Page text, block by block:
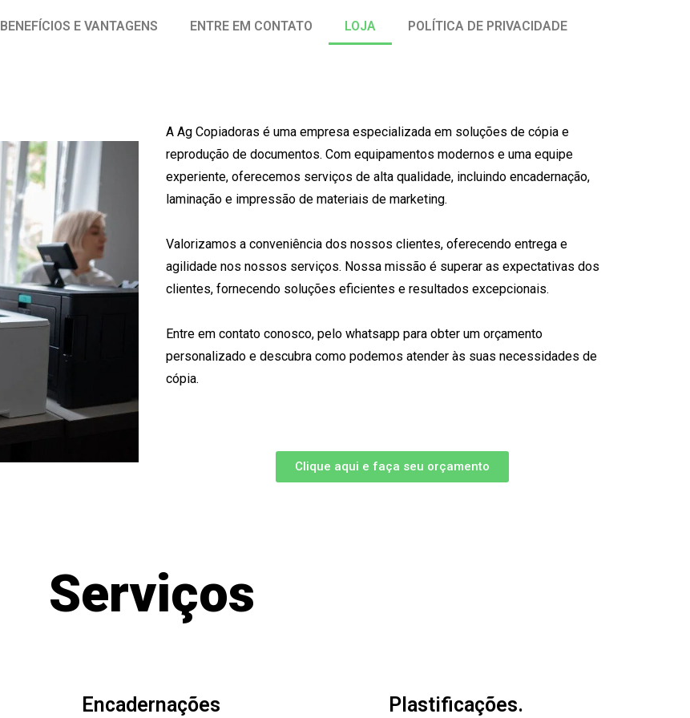
BENEFÍCIOS E VANTAGENS ENTRE EM CONTATO LOJA POLÍTICA DE PRIVACIDADE
A Ag Copiadoras é uma empresa especializada em soluções de cópia e
reprodução de documentos. Com equipamentos modernos e uma equipe
experiente, oferecemos serviços de alta qualidade, incluindo encadernação,
laminação e impressão de materiais de marketing.
Valorizamos a conveniência dos nossos clientes, oferecendo entrega e
agilidade nos nossos serviços. Nossa missão é superar as expectativas dos
clientes, fornecendo soluções eficientes e resultados excepcionais.
Entre em contato conosco, pelo whatsapp para obter um orçamento
personalizado e descubra como podemos atender às suas necessidades de
cópia.
Clique aqui e faça seu orçamento
Serviços
Encadernações Plastificações.